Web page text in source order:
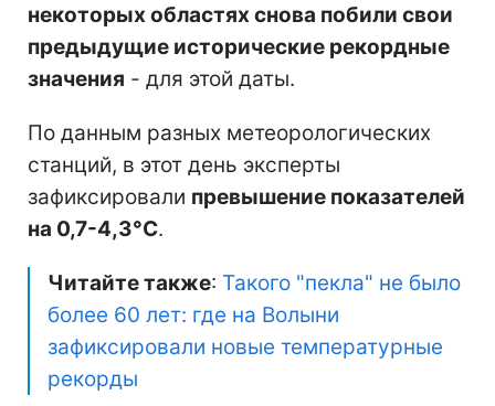
некоторых областях снова побили свои
предыдущие исторические рекордные
значения - для этой даты.
По данным разных метеорологических
станций, в этот день эксперты
зафиксировали превышение показателей
на 0,7-4,3°C.
Читайте также: Такого "пекла" не было
более 60 лет: где на Волыни
зафиксировали новые температурные
рекорды